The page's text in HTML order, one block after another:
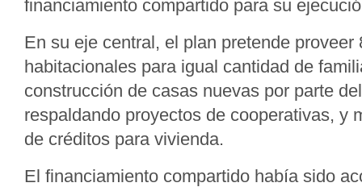
financiamiento compartido para su
En su eje central, el plan pretende proveer
habitacionales para igual cantidad de
construcción de casas nuevas por parte
respaldando proyectos de cooperativas, y
de créditos para vivienda.
El financiamiento compartido había sido